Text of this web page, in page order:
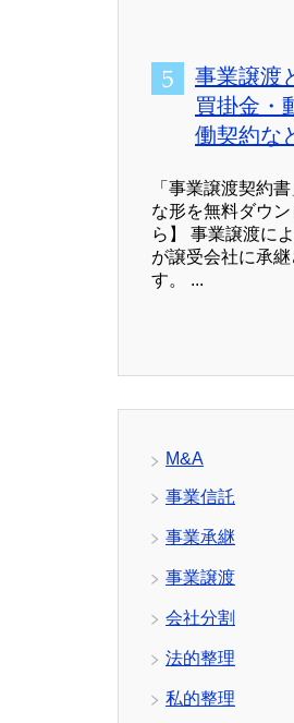
事業譲渡
買掛金・
働契約な
「事業譲渡契約
な形を無料ダウ
ら】 事業譲渡に
が譲受会社に承
す。 ...
M&A
事業信託
事業承継
事業譲渡
会社分割
法的整理
私的整理